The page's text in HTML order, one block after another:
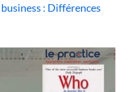
: Différences